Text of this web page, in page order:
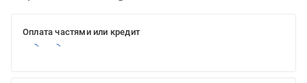
Оплата частями или кредит